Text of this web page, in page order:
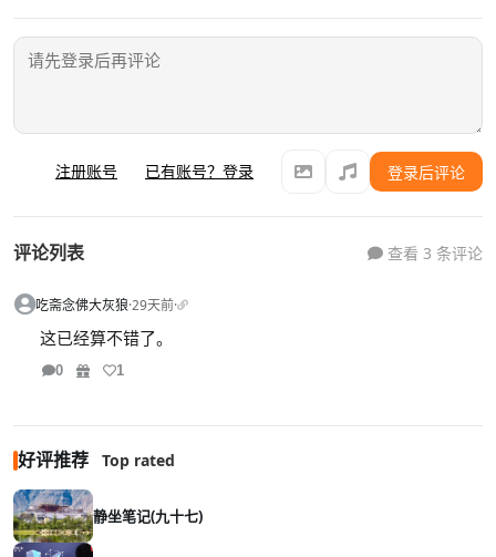
注册账号 已有账号？登录 登录后评论
评论列表 查看 3 条评论
吃斋念佛大灰狼·29天前·
这已经算不错了。
0 1
好评推荐 Top rated
静坐笔记(九十七)